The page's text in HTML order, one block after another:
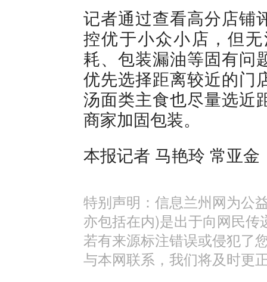
记者通过查看高分店铺
控优于小众小店，但
耗、包装漏油等固有问
优先选择距离较近的门
汤面类主食也尽量选近
商家加固包装。
本报记者 马艳玲 常亚金
特别声明：信息兰州网为公
亦包括在内)是出于向网民
若有来源标注错误或侵犯了
与本网联系，我们将及时更